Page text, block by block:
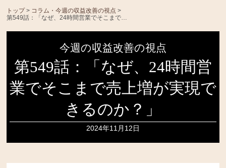
トップ> コラム・今週の収益改善の視点 >
今週の収益改善の視点
第549話：「なぜ、24時間営
業でそこまで売上増が実現で
きるのか？」
2024年11月12日